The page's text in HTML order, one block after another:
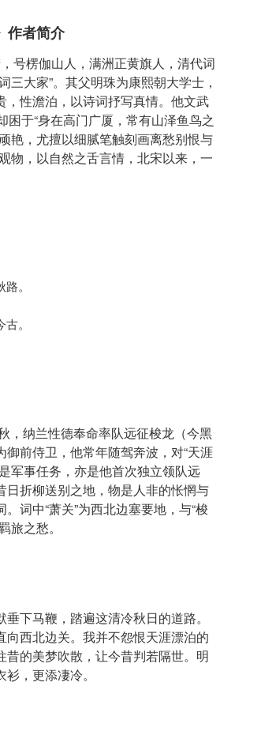
作者简介
号楞伽山人，满洲正黄旗人，清代词
三大家”。其父明珠为康熙朝大学士，
性澹泊，以诗词抒写真情。他文武
于“身在高门广厦，常有山泽鱼鸟之
艳，尤擅以细腻笔触刻画离愁别恨与
物，以自然之舌言情，北宋以来，一
。
。
，纳兰性德奉命率队远征梭龙（今黑
前侍卫，他常年随驾奔波，对“天涯
军事任务，亦是他首次独立领队远
折柳送别之地，物是人非的怅惘与
词中“萧关”为西北边塞要地，与“梭
旅之愁。
下马鞭，踏遍这清冷秋日的道路。
西北边关。我并不怨恨天涯漂泊的
的美梦吹散，让今昔判若隔世。明
，更添凄冷。